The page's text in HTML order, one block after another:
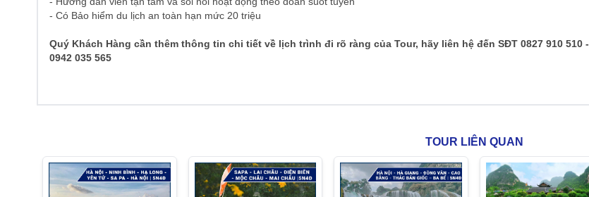
- Có Bảo hiểm du lịch an toàn hạn mức 20 triệu
Quý Khách Hàng cần thêm thông tin chi tiết về lịch trình đi rõ ràng của Tour, hãy liên hệ đến SĐT 0827 910 510 -
0942 035 565
TOUR LIÊN QUAN